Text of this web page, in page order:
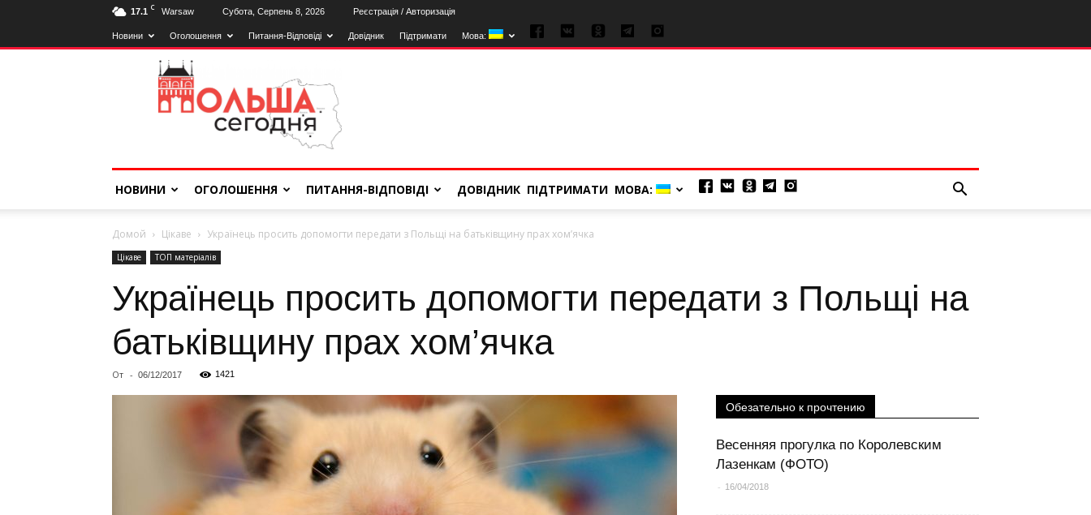
17.1 C Warsaw Субота, Серпень 8, 2026 Реєстрація / Авторизація
Новини Оголошення Питання-Відповіді Довідник Підтримати Мова:
Польща
Сьогодні
НОВИНИ ОГОЛОШЕННЯ ПИТАННЯ-ВІДПОВІДІ ДОВІДНИК ПІДТРИМАТИ МОВА:
Домой Цiкаве Українець просить допомогти передати з Польщі на батьківщину прах хом’ячка
Цiкаве ТОП матерiалiв
Українець просить допомогти передати з Польщі на
батьківщину прах хом’ячка
От - 06/12/2017 1421
Обезательно к прочтению
Весенняя прогулка по Королевским
Лазенкам (ФОТО)
- 16/04/2018